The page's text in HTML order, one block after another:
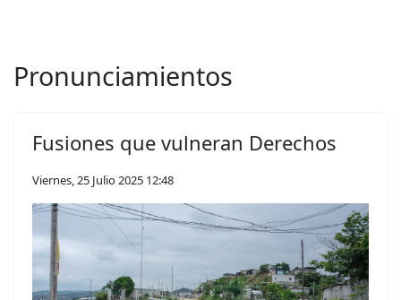
Pronunciamientos
Fusiones que vulneran Derechos
Viernes, 25 Julio 2025 12:48